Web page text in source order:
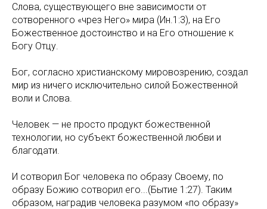
Слова, существующего вне зависимости от
сотворенного «чрез Него» мира (Ин.1:3), на Его
Божественное достоинство и на Его отношение к
Богу Отцу.
Бог, согласно христианскому мировозрению, создал
мир из ничего исключительно силой Божественной
воли и Слова.
Человек — не просто продукт божественной
технологии, но субъект божественной любви и
благодати.
И сотворил Бог человека по образу Своему, по
образу Божию сотворил его...(Бытие 1:27). Таким
образом, наградив человека разумом «по образу»